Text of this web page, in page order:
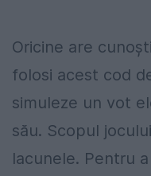
Oricine are
folosi acest cod
simuleze un vot
său. Scopul
lacunele. Pentru